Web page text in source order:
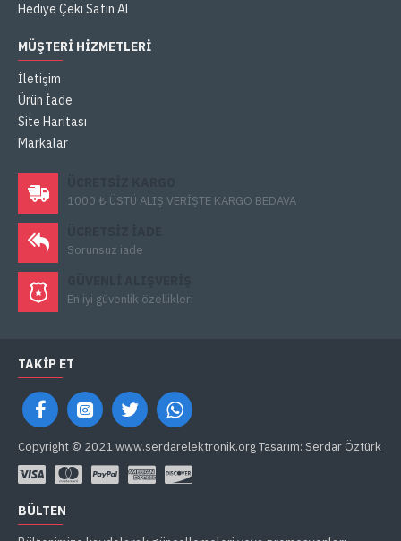
Hediye Çeki Satın Al
MÜŞTERI HIZMETLERI
İletişim
Ürün İade
Site Haritası
Markalar
1000 ₺ ÜSTÜ ALIŞ VERİŞTE KARGO BEDAVA
Sorunsuz iade
En iyi güvenlik özellikleri
TAKIP ET
Copyright © 2021 www.serdarelektronik.org Tasarım: Serdar Öztürk
BÜLTEN